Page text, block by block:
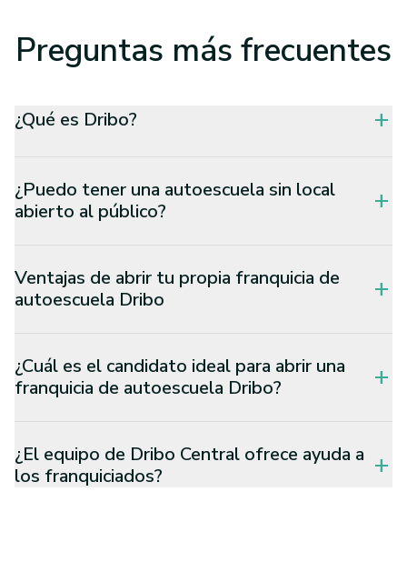
Preguntas más frecuentes
¿Qué es Dribo? add
¿Puedo tener una autoescuela sin local
abierto al público?
add
Ventajas de abrir tu propia franquicia de
autoescuela Dribo
add
¿Cuál es el candidato ideal para abrir una
franquicia de autoescuela Dribo?
add
¿El equipo de Dribo Central ofrece ayuda a
los franquiciados?
add